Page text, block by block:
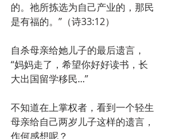
的。祂所拣选为自己产业的，那民
是有福的。”（诗33:12）
自杀母亲给她儿子的最后遗言，
“妈妈走了，希望你好好读书，长
大出国留学移民...”
不知道在上掌权者，看到一个轻生
母亲给自己两岁儿子这样的遗言，
作何感想呢？